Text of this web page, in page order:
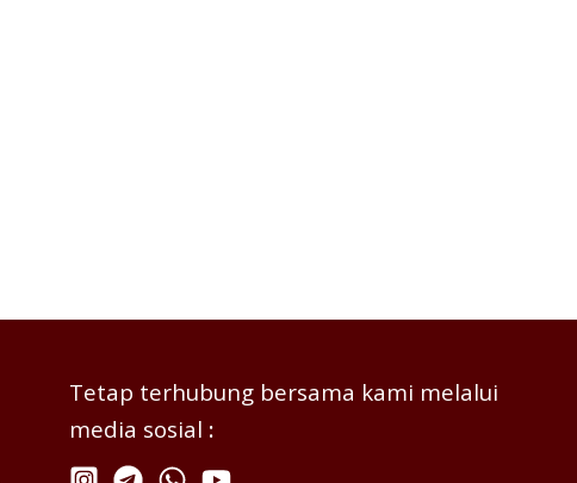
Tetap terhubung bersama kami melalui
media sosial :